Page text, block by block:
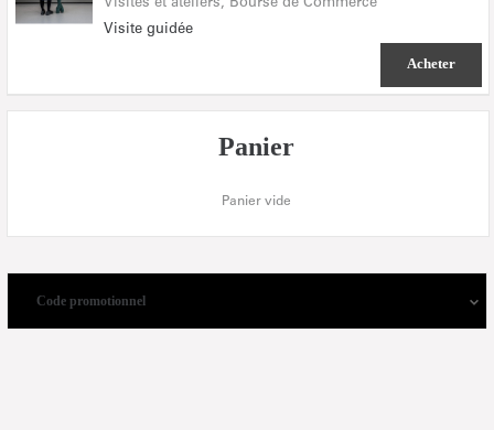
Visites et ateliers
Bourse de Commerce
Visite guidée
Acheter
Panier
Panier vide
Code promotionnel